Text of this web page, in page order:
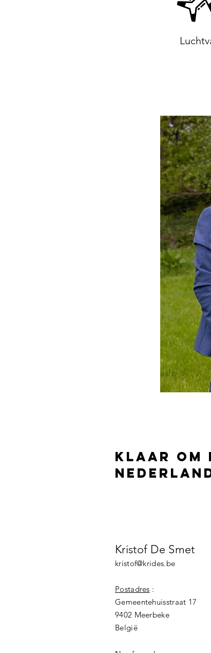
Klaar om
Kristof De Smet
kristof@krides.be
Postadres :
Gemeentehuisstraat 17
9402 Meerbeke
België